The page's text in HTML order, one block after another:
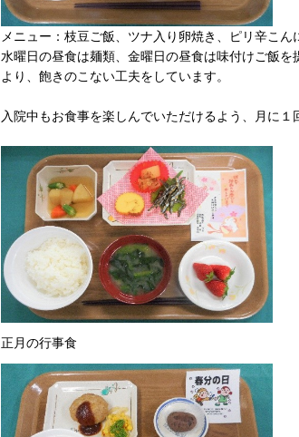
メニュー：枝豆ご飯、ツナ入り卵焼き、ピリ辛こ
水曜日の昼食は麺類、金曜日の昼食は味付けご飯
より、飽きのこない工夫をしています。
入院中もお食事を楽しんでいただけるよう、月に１
正月の行事食